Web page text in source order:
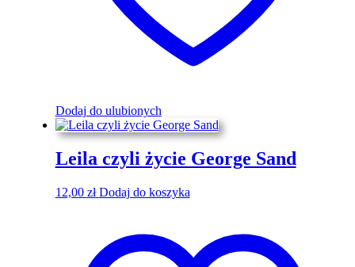
Dodaj do ulubionych
Leila czyli życie George Sand
12,00 zł Dodaj do koszyka